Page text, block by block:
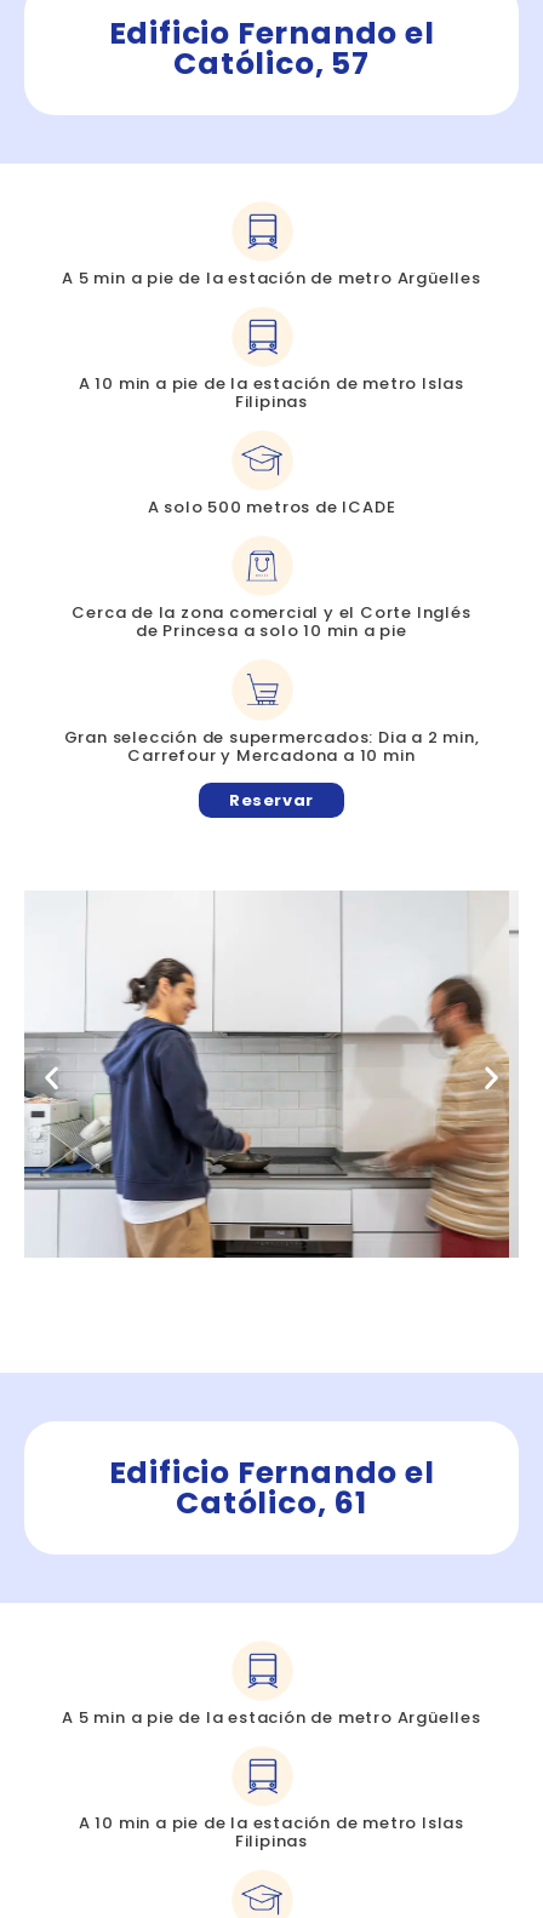
Edificio Fernando el
Católico, 57
A 5 min a pie de la estación de metro Argüelles
A 10 min a pie de la estación de metro Islas
Filipinas
A solo 500 metros de ICADE
Cerca de la zona comercial y el Corte Inglés
de Princesa a solo 10 min a pie
Gran selección de supermercados: Dia a 2 min,
Carrefour y Mercadona a 10 min
Reservar
Edificio Fernando el
Católico, 61
A 5 min a pie de la estación de metro Argüelles
A 10 min a pie de la estación de metro Islas
Filipinas